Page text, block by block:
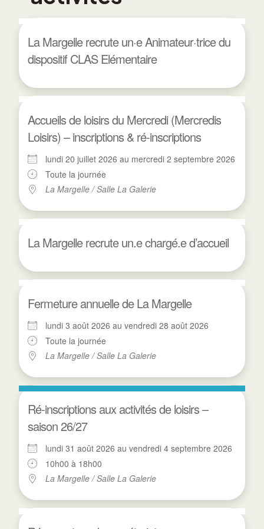
La Margelle recrute un·e Animateur·trice du
dispositif CLAS Elémentaire
Accueils de loisirs du Mercredi (Mercredis
Loisirs) – inscriptions & ré-inscriptions
lundi 20 juillet 2026 au mercredi 2 septembre 2026
Toute la journée
La Margelle / Salle La Galerie
La Margelle recrute un.e chargé.e d’accueil
Fermeture annuelle de La Margelle
lundi 3 août 2026 au vendredi 28 août 2026
Toute la journée
La Margelle / Salle La Galerie
Ré-inscriptions aux activités de loisirs –
saison 26/27
lundi 31 août 2026 au vendredi 4 septembre 2026
10h00 à 18h00
La Margelle / Salle La Galerie